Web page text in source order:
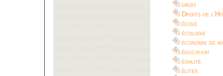
droit
Droits de
école
écologie
économie de
éducation
égalité
élites